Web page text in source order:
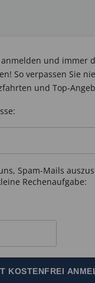
und immer
So verpassen Sie
und Top-
Spam-Mails
Rechenaufgabe: